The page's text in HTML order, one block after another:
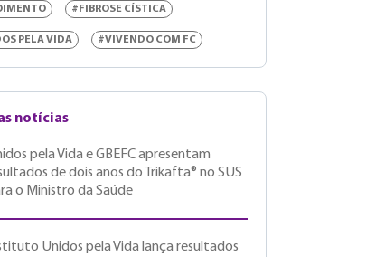
#FIBROSE CÍSTICA
PELA VIDA #VIVENDO COM FC
notícias
pela Vida e GBEFC apresentam
de dois anos do Trikafta® no SUS
o Ministro da Saúde
Unidos pela Vida lança resultados